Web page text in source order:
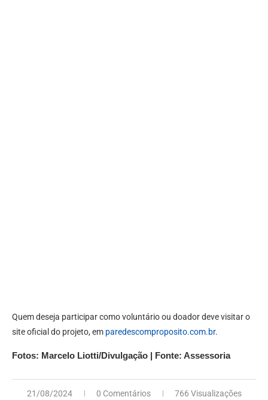
Quem deseja participar como voluntário ou doador deve visitar o
site oficial do projeto, em paredescomproposito.com.br.
Fotos: Marcelo Liotti/Divulgação | Fonte: Assessoria
21/08/2024 0 Comentários 766 Visualizações